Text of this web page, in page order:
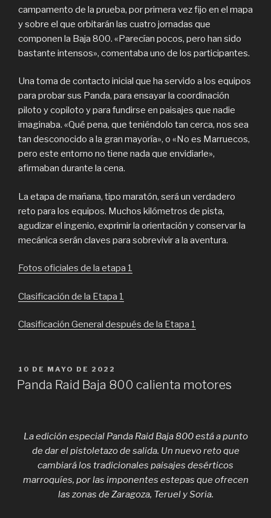
campamento de la prueba, por primera vez fijo en el mapa
y sobre el que orbitarán las cuatro jornadas que
componen la Baja 800. «Parecían pocos, pero han sido
bastante intensos», comentaba uno de los participantes.
Una toma de contacto inicial que ha servido a los equipos
para probar sus Panda, para ensayar la coordinación
piloto y copiloto y para fundirse en paisajes que nadie
imaginaba. «Qué pena, que teniéndolo tan cerca, nos sea
tan desconocido a la gran mayoría», o «No es Marruecos,
pero este entorno no tiene nada que envidiarle»,
afirmaban durante la cena.
La etapa de mañana, tipo maratón, será un verdadero
reto para los equipos. Muchos kilómetros de pista,
agudizar el ingenio, exprimir la orientación y conservar la
mecánica serán claves para sobrevivir a la aventura.
Fotos oficiales de la etapa 1
Clasificación de la Etapa 1
Clasificación General después de la Etapa 1
PUBLICADO
EL
10 DE MAYO DE 2022
Panda Raid Baja 800 calienta motores
La edición especial Panda Raid Baja 800 está a punto
de dar el pistoletazo de salida. Un nuevo reto que
cambiará los tradicionales paisajes desérticos
marroquíes, por las imponentes estepas que ofrecen
las zonas de Zaragoza, Teruel y Soria.